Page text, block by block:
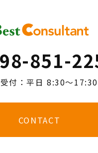
851-
付：平日 8:30～17:30
CONTACT